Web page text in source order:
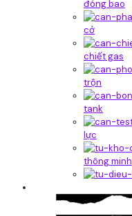
đóng bao
cở
chiết gas
trộn
tank
lực
thông minh